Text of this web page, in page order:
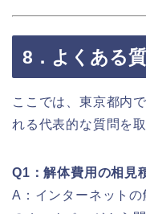
8．よくある
ここでは、東京都内
れる代表的な質問を
Q1：解体費用の相見
A：インターネット